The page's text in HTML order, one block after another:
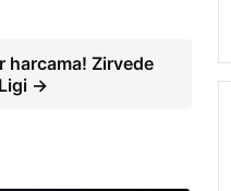
harcama! Zirvede
→